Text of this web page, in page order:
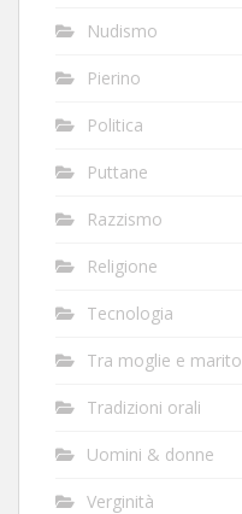
Nudismo
Pierino
Politica
Puttane
Razzismo
Religione
Tecnologia
Tra moglie e marito
Tradizioni orali
Uomini & donne
Verginità